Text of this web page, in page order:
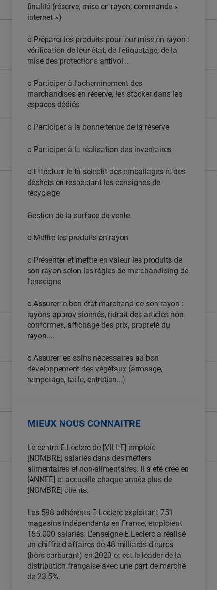
finalité (réserve, mise en rayon, commande «
internet »)
o Préparer les produits pour leur mise en rayon :
vérification de leur état, de l'étiquetage, de la
mise des protections antivol...
o Participer à l'acheminement des
marchandises en réserve, les stocker dans les
espaces dédiés
o Participer à la bonne tenue de la réserve
o Participer à la réalisation des inventaires
o Effectuer le tri sélectif des emballages et des
déchets en respectant les consignes de
recyclage
Gestion de la surface de vente
o Mettre les produits en rayon
o Présenter et mettre en valeur les produits de
son rayon selon les règles de merchandising de
l'enseigne
o Assurer le bon état marchand de son rayon :
rayons approvisionnés, retrait des articles non
conformes, affichage des prix, propreté du
rayon....
o Assurer les soins nécessaires au bon
développement des végétaux (arrosage,
rempotage, taille, entretien...)
MIEUX NOUS CONNAITRE
Le centre E.Leclerc de [VILLE] emploie
[NOMBRE] salariés dans des métiers
alimentaires et non-alimentaires. Il a été créé en
[ANNEE] et accueille chaque année plus de
[NOMBRE] clients.
Les 598 adhérents E.Leclerc exploitant 751
magasins indépendants en France, emploient
155.000 salariés. L'enseigne E.Leclerc a réalisé
un chiffre d'affaires de 48 milliards d'euros
(hors carburant) en 2023 et est le leader de la
distribution française avec une part de marché
de 23.5%.